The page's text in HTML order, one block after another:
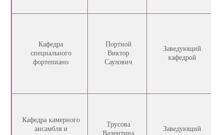
Кафедра
специального
фортепиано
Портной
Виктор
Саулович
Заведующий
кафедрой
Кафедра камерного
ансамбля и
Трусова
Валентина
Заведующий